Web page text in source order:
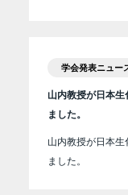
学会発表ニュー
山内教授が日本
ました。
山内教授が日本
ました。